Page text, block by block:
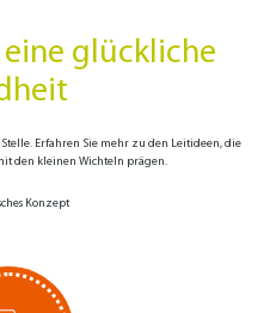
glückliche
Stelle. Erfahren Sie mehr zu den Leit­ideen, die
den kleinen Wichteln prägen.
Konzept